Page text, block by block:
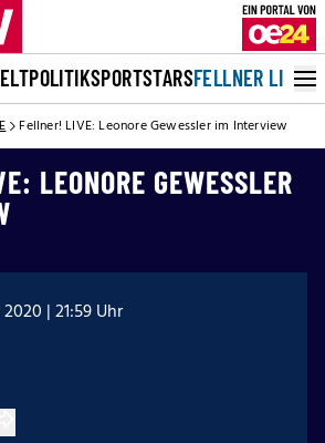
POLITIKSPORTSTARSFELLNER LIVE
Fellner! LIVE: Leonore Gewessler im Interview
LEONORE GEWESSLER
| 21:59 Uhr